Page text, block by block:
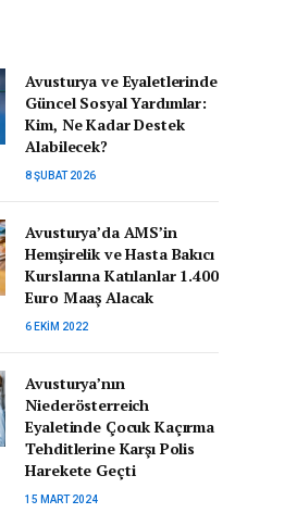
Avusturya ve Eyaletlerinde
Güncel Sosyal Yardımlar:
Kim, Ne Kadar Destek
Alabilecek?
8 ŞUBAT 2026
Avusturya’da AMS’in
Hemşirelik ve Hasta Bakıcı
Kurslarına Katılanlar 1.400
Euro Maaş Alacak
6 EKIM 2022
Avusturya’nın
Niederösterreich
Eyaletinde Çocuk Kaçırma
Tehditlerine Karşı Polis
Harekete Geçti
15 MART 2024